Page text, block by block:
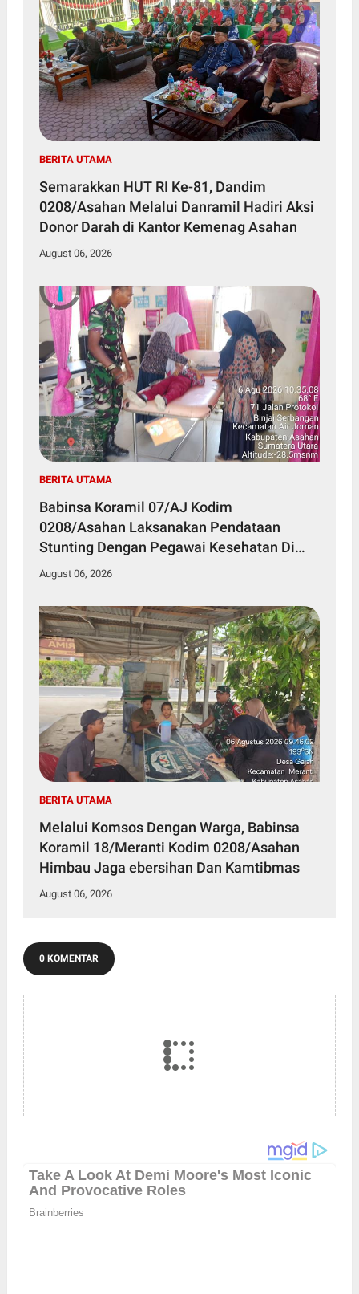
BERITA UTAMA
Semarakkan HUT RI Ke-81, Dandim
0208/Asahan Melalui Danramil Hadiri Aksi
Donor Darah di Kantor Kemenag Asahan
August 06, 2026
BERITA UTAMA
Babinsa Koramil 07/AJ Kodim
0208/Asahan Laksanakan Pendataan
Stunting Dengan Pegawai Kesehatan Di
Puskesmas
August 06, 2026
BERITA UTAMA
Melalui Komsos Dengan Warga, Babinsa
Koramil 18/Meranti Kodim 0208/Asahan
Himbau Jaga ebersihan Dan Kamtibmas
August 06, 2026
0 KOMENTAR